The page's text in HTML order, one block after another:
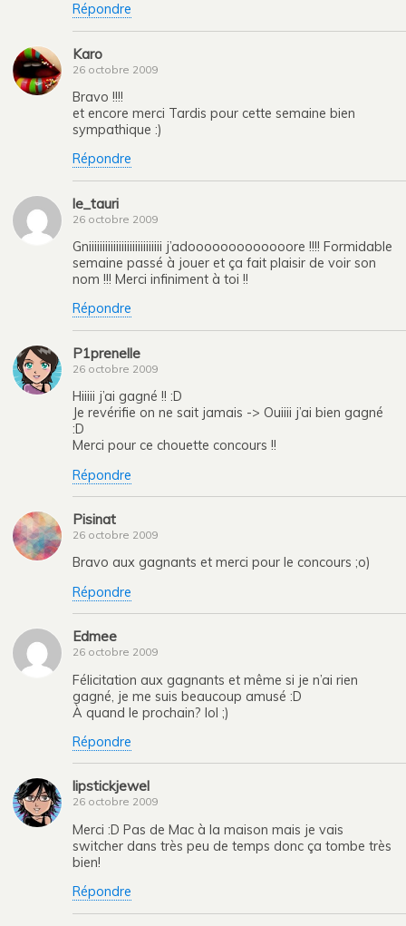
Répondre
Karo
26 octobre 2009
Bravo !!!!
et encore merci Tardis pour cette semaine bien
sympathique :)
Répondre
le_tauri
26 octobre 2009
Gniiiiiiiiiiiiiiiiiiiiiiiiiii j’adooooooooooooore !!!! Formidable
semaine passé à jouer et ça fait plaisir de voir son
nom !!! Merci infiniment à toi !!
Répondre
P1prenelle
26 octobre 2009
Hiiiii j’ai gagné !! :D
Je revérifie on ne sait jamais -> Ouiiii j’ai bien gagné
:D
Merci pour ce chouette concours !!
Répondre
Pisinat
26 octobre 2009
Bravo aux gagnants et merci pour le concours ;o)
Répondre
Edmee
26 octobre 2009
Félicitation aux gagnants et même si je n’ai rien
gagné, je me suis beaucoup amusé :D
À quand le prochain? lol ;)
Répondre
lipstickjewel
26 octobre 2009
Merci :D Pas de Mac à la maison mais je vais
switcher dans très peu de temps donc ça tombe très
bien!
Répondre